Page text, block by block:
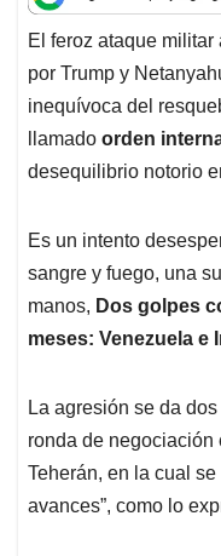
t
s
A
p
p
e
b
o
o
k
k
e
d
I
n
i
l
El feroz ataque
por Trump y
inequívoca del
llamado orden
desequilibrio notorio
Es un intento
sangre y fuego, una
manos, Dos golpes
meses: Venezuela e
La agresión se da
ronda de negociación
Teherán, en la cual
avances”, como lo